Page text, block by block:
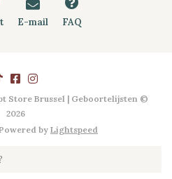
E-mail FAQ
Store Brussel | Geboortelijsten ©
2026
by Lightspeed